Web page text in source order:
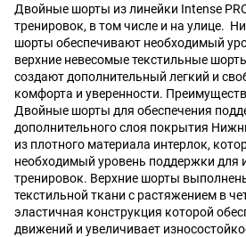
Двойные шорты из линейки Intense
тренировок, в том числе и на улице.
шорты обеспечивают необходимый
верхние невесомые текстильные
создают дополнительный легкий и
комфорта и уверенности.
Двойные шорты для обеспечения
дополнительного слоя покрытия
из плотного материала интерлок,
необходимый уровень поддержки для
тренировок. Верхние шорты
текстильной ткани с растяжением в
эластичная конструкция которой
движений и увеличивает